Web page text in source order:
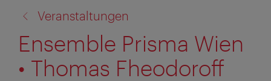
zu:
Veranstaltungen
Ensemble Prisma Wien
• Thomas Fheodoroff